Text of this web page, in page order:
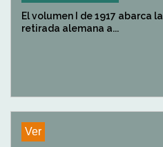
El volumen I de 1917 abarca la
retirada alemana a...
Ver